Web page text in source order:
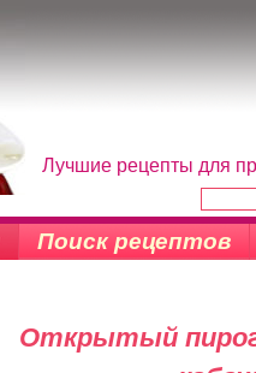
Лучшие рецепты для
Поиск рецептов
Открытый